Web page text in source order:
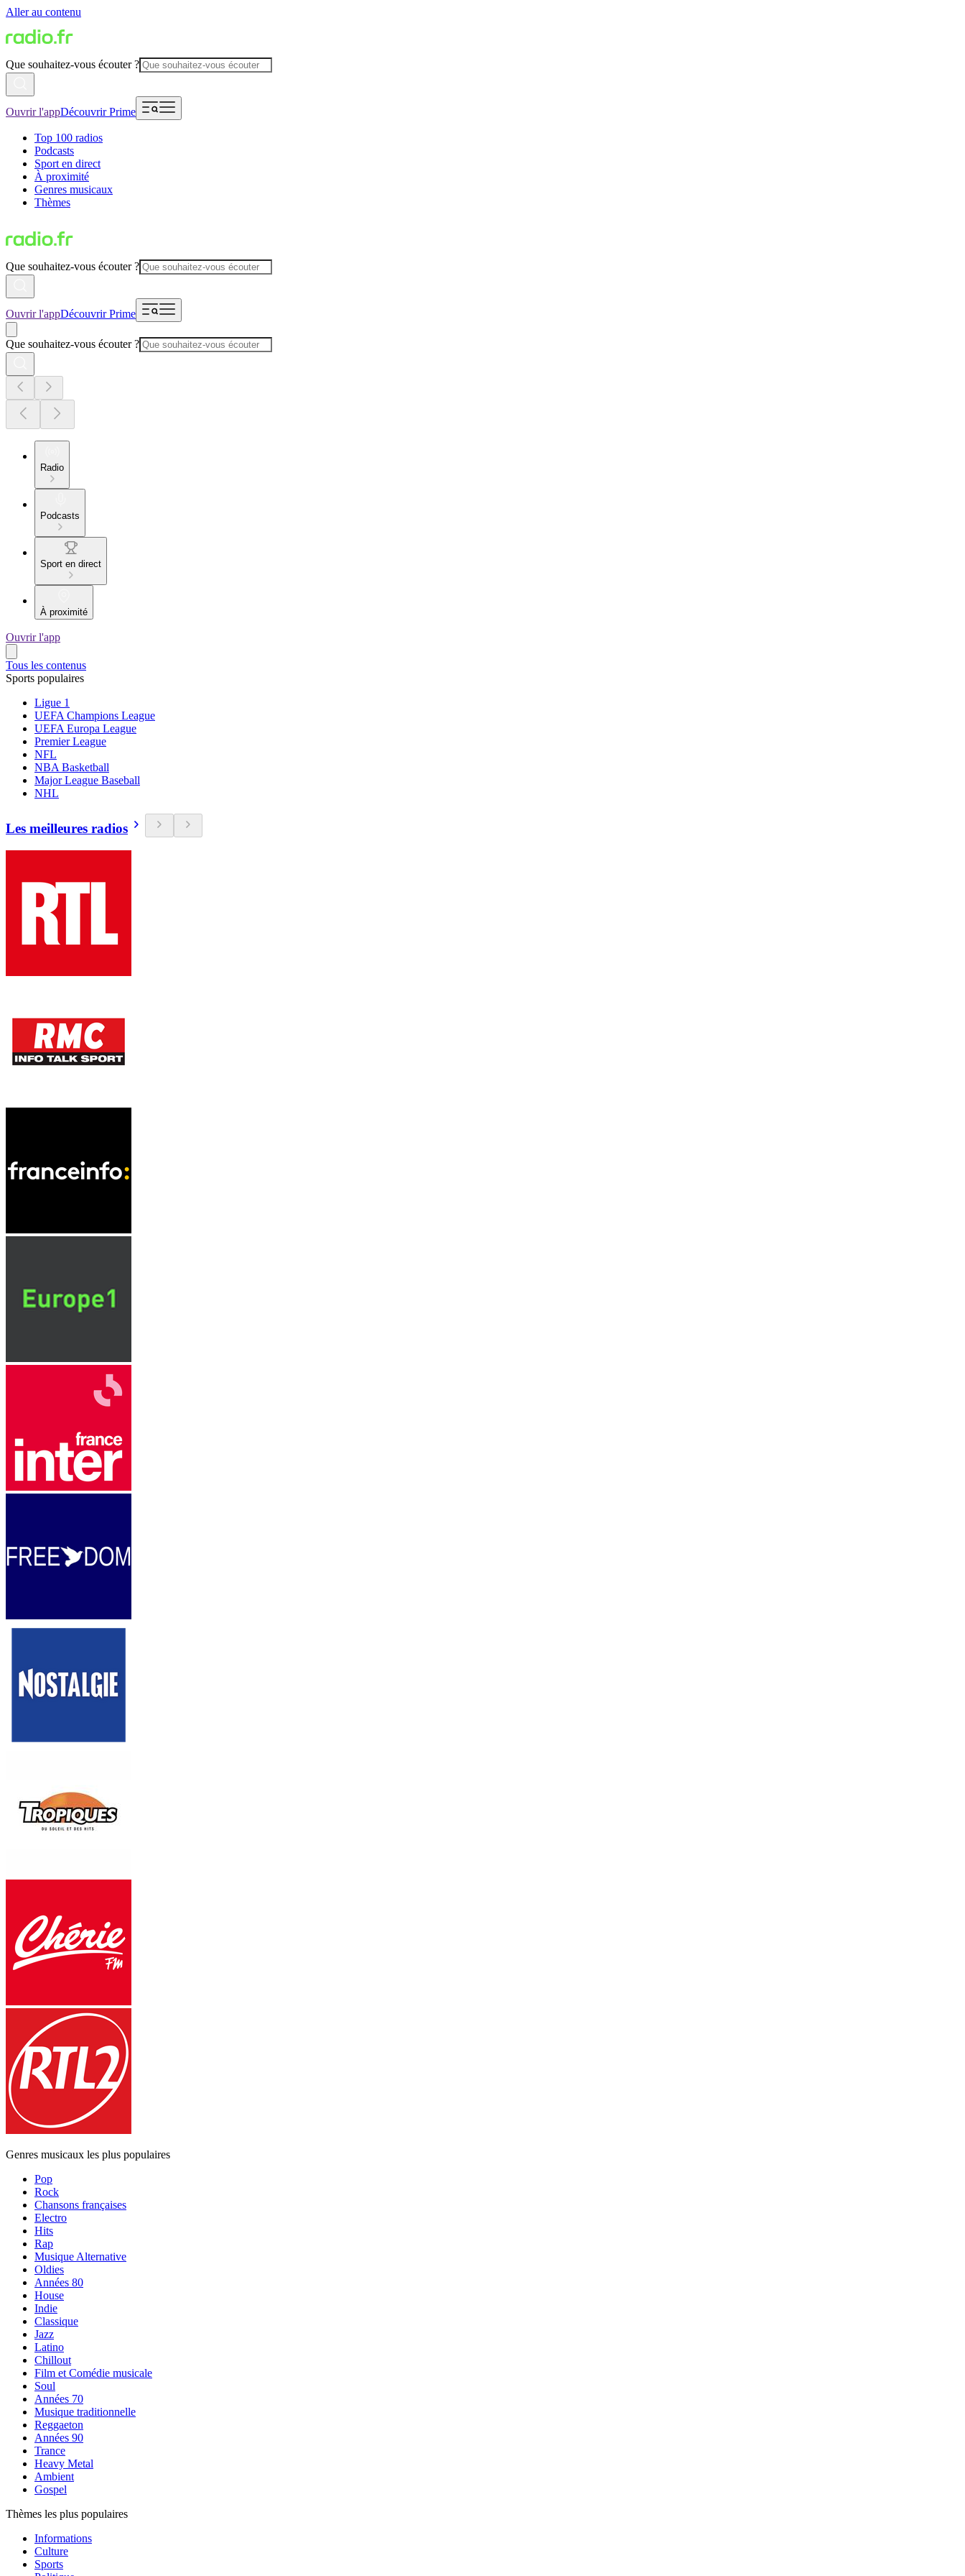
Aller au contenu
Que souhaitez-vous écouter ?
Ouvrir l'appDécouvrir Prime
Top 100 radios
Podcasts
Sport en direct
À proximité
Genres musicaux
Thèmes
Que souhaitez-vous écouter ?
Ouvrir l'appDécouvrir Prime
Que souhaitez-vous écouter ?
Radio
Podcasts
Sport en direct
À proximité
Ouvrir l'app
Tous les contenus
Sports populaires
Ligue 1
UEFA Champions League
UEFA Europa League
Premier League
NFL
NBA Basketball
Major League Baseball
NHL
Les meilleures radios
Genres musicaux les plus populaires
Pop
Rock
Chansons françaises
Electro
Hits
Rap
Musique Alternative
Oldies
Années 80
House
Indie
Classique
Jazz
Latino
Chillout
Film et Comédie musicale
Soul
Années 70
Musique traditionnelle
Reggaeton
Années 90
Trance
Heavy Metal
Ambient
Gospel
Thèmes les plus populaires
Informations
Culture
Sports